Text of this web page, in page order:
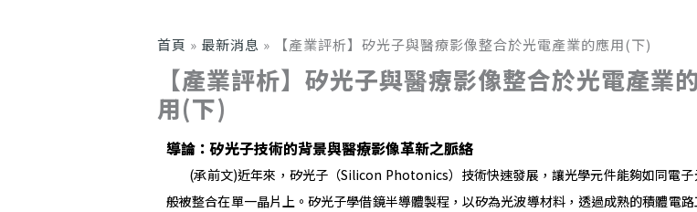
首頁 » 最新消息 » 【產業評析】矽光子與醫療影像整合於光電產業的應用(下)
【產業評析】矽光子與醫療影像整合於光電產業
用(下)
導論：矽光子技術的背景與醫療影像革新之脈絡
(承前文)近年來，矽光子（Silicon Photonics）技術快速發展，讓光學元件能夠如同電子
般被整合在單一晶片上。矽光子學借鏡半導體製程，以矽為光波導材料，透過成熟的積體電路